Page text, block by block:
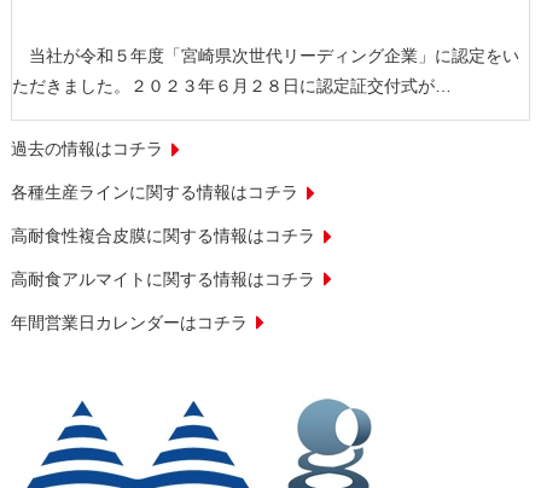
当社が令和５年度「宮崎県次世代リーディング企業」に認定をい
ただきました。２０２３年６月２８日に認定証交付式が…
過去の情報はコチラ
各種生産ラインに関する情報はコチラ
高耐食性複合皮膜に関する情報はコチラ
高耐食アルマイトに関する情報はコチラ
年間営業日カレンダーはコチラ